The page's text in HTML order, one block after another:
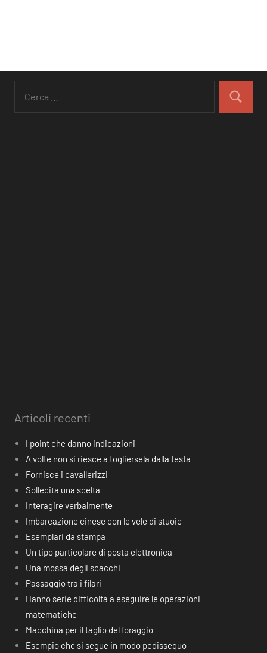
Articoli recenti
I point che danno indicazioni
A volte non si riesce a togliersela dalla testa
Fornisce i cavallerizzi
Sollecita una scelta
Interagire verbalmente
Imbarcazione cinese con le vele di stuoie
Esemplari da stampa
Un tipo particolare di posta elettronica
Una mossa degli scacchi
Passaggio tra i filari
Hanno serie difficoltà a eseguire le operazioni
matematiche
Macchina per il taglio del foraggio
Esempio che si segue in modo pedissequo